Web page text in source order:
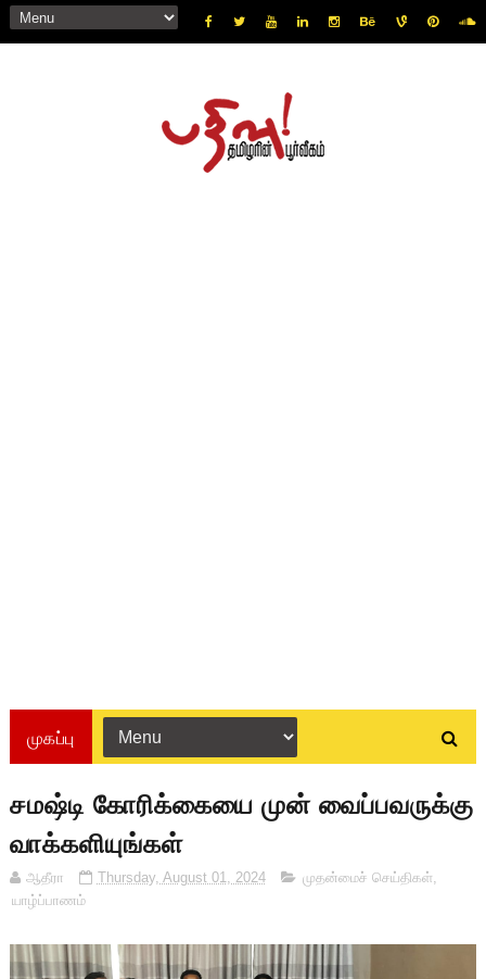
முகப்பு
சமஷ்டி கோரிக்கையை முன் வைப்பவருக்கு
வாக்களியுங்கள்
ஆதீரா Thursday, August 01, 2024 முதன்மைச் செய்திகள்,
யாழ்ப்பாணம்